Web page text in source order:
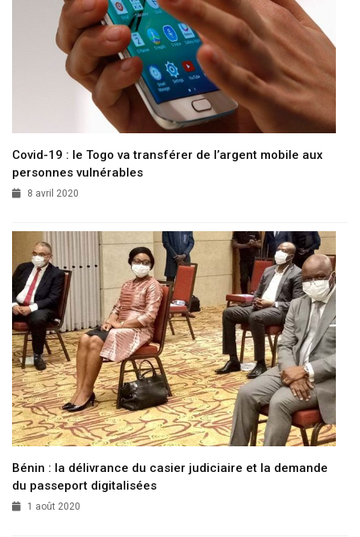
Covid-19 : le Togo va transférer de l’argent mobile aux
personnes vulnérables
8 avril 2020
Bénin : la délivrance du casier judiciaire et la demande
du passeport digitalisées
1 août 2020